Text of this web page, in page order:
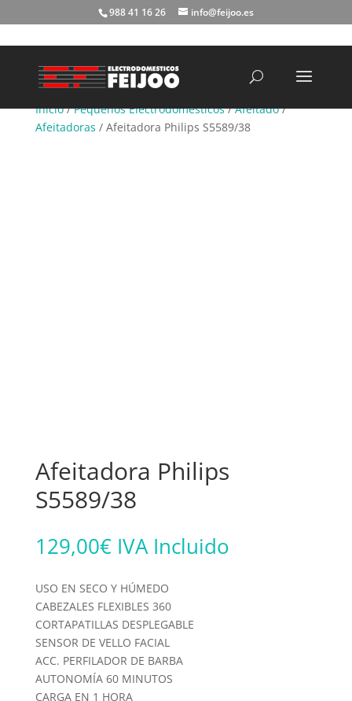
988 41 16 26 info@feijoo.es
Inicio/Pequeños Electrodomésticos/Afeitado/
Afeitadoras / Afeitadora Philips S5589/38
Afeitadora Philips
S5589/38
129,00€ IVA Incluido
USO EN SECO Y HÚMEDO
CABEZALES FLEXIBLES 360
CORTAPATILLAS DESPLEGABLE
SENSOR DE VELLO FACIAL
ACC. PERFILADOR DE BARBA
AUTONOMÍA 60 MINUTOS
CARGA EN 1 HORA